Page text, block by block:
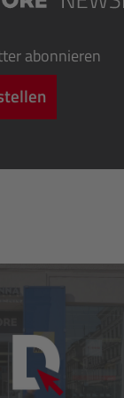
abonnieren